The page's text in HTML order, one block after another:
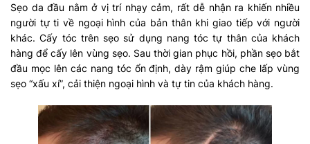
Sẹo da đầu nằm ở vị trí nhạy cảm, rất dễ nhận ra khiến nhiều
người tự ti về ngoại hình của bản thân khi giao tiếp với người
khác. Cấy tóc trên sẹo sử dụng nang tóc tự thân của khách
hàng để cấy lên vùng sẹo. Sau thời gian phục hồi, phần sẹo bắt
đầu mọc lên các nang tóc ổn định, dày rậm giúp che lấp vùng
sẹo “xấu xí”, cải thiện ngoại hình và tự tin của khách hàng.